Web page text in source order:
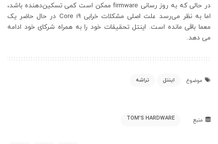
در حالی که به روز رسانی firmware ممکن است کمی تسکین‌دهنده باشد،
اما به نظر می‌رسد علت اصلی مشکلات خرابی Core i9 در حال حاضر یک
معما باقی مانده است. اینتل تحقیقات خود را به همراه شرکای خود ادامه
می دهد.
موضوع اینتل تراشه
منبع TOM'S HARDWARE